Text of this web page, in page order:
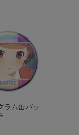
ラム缶バッ